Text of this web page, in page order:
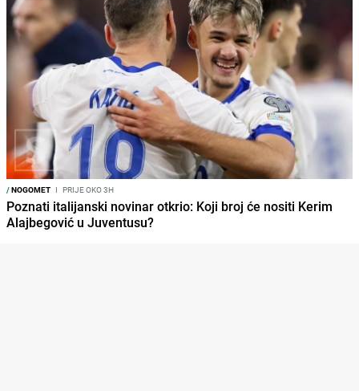
/NOGOMET I PRIJE OKO 3H
Poznati italijanski novinar otkrio: Koji broj će nositi Kerim
Alajbegović u Juventusu?